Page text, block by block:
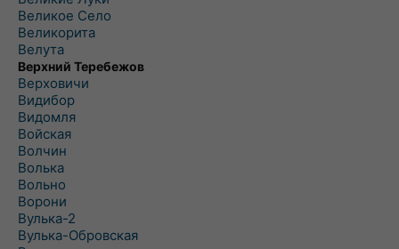
Великое Село
Великорита
Велута
Верхний Теребежов
Верховичи
Видибор
Видомля
Войская
Волчин
Волька
Вольно
Ворони
Вулька-2
Вулька-Обровская